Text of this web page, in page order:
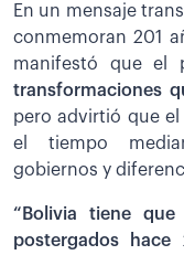
En un mensaje
conmemoran 201
manifestó que el
transformaciones
pero advirtió que el
el tiempo
gobiernos y
“Bolivia tiene
postergados